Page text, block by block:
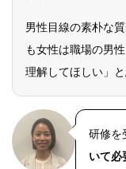
男性目線の素朴な
も女性は職場の男
理解してほしい」
研修を
いて必